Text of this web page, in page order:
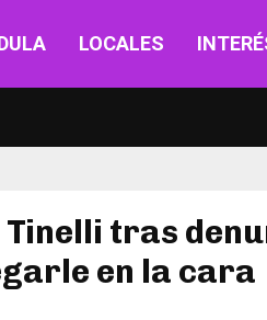
LOCALES
Tinelli tras
en la cara